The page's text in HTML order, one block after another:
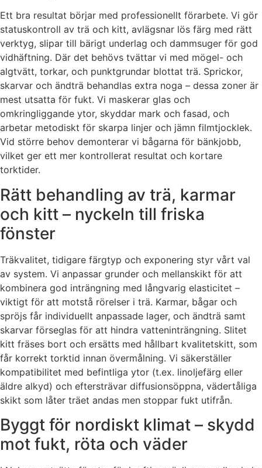
Ett bra resultat börjar med professionellt förarbete. Vi gör
statuskontroll av trä och kitt, avlägsnar lös färg med rätt
verktyg, slipar till bärigt underlag och dammsuger för god
vidhäftning. Där det behövs tvättar vi med mögel- och
algtvätt, torkar, och punktgrundar blottat trä. Sprickor,
skarvar och ändträ behandlas extra noga – dessa zoner är
mest utsatta för fukt. Vi maskerar glas och
omkringliggande ytor, skyddar mark och fasad, och
arbetar metodiskt för skarpa linjer och jämn filmtjocklek.
Vid större behov demonterar vi bågarna för bänkjobb,
vilket ger ett mer kontrollerat resultat och kortare
torktider.
Rätt behandling av trä, karmar
och kitt – nyckeln till friska
fönster
Träkvalitet, tidigare färgtyp och exponering styr vårt val
av system. Vi anpassar grunder och mellanskikt för att
kombinera god inträngning med långvarig elasticitet –
viktigt för att motstå rörelser i trä. Karmar, bågar och
spröjs får individuellt anpassade lager, och ändträ samt
skarvar förseglas för att hindra vatteninträngning. Slitet
kitt fräses bort och ersätts med hållbart kvalitetskitt, som
får korrekt torktid innan övermålning. Vi säkerställer
kompatibilitet med befintliga ytor (t.ex. linoljefärg eller
äldre alkyd) och eftersträvar diffusionsöppna, vädertåliga
skikt som låter träet andas men stoppar fukt utifrån.
Byggt för nordiskt klimat – skydd
mot fukt, röta och väder